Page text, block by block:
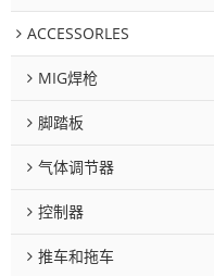
ACCESSORLES
MIG焊枪
脚踏板
气体调节器
控制器
推车和拖车